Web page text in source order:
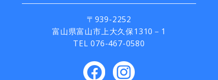
〒939-2252
富山県富山市上大久保1310－1
TEL076-467-0580